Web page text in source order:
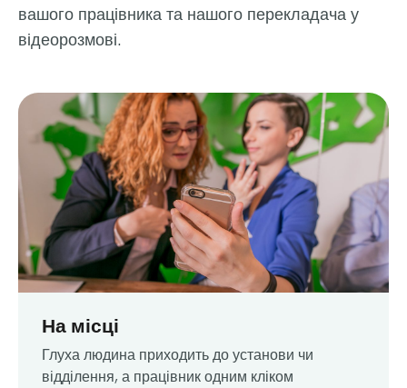
вашого працівника та нашого перекладача у
відеорозмові.
На місці
Глуха людина приходить до установи чи
відділення, а працівник одним кліком